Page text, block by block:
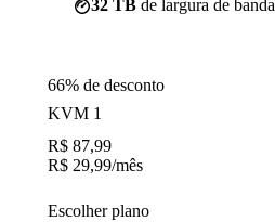
32 TB de largura de banda
66% de desconto
KVM 1
R$ 87,99
R$ 29,99/mês
Escolher plano